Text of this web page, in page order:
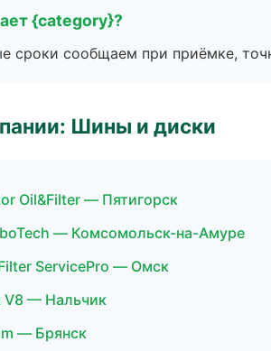
{category}?
сроки сообщаем при приёмке,
Шины и диски
Oil&Filter — Пятигорск
— Комсомольск-на-Амуре
ServicePro — Омск
V8 — Нальчик
— Брянск